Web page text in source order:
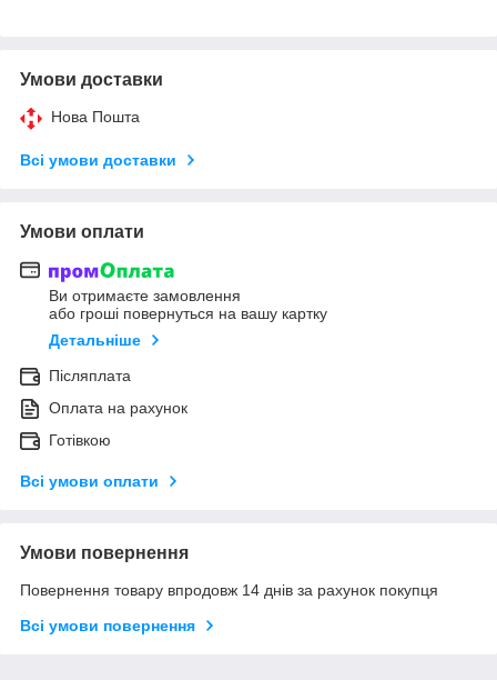
Умови доставки
Нова Пошта
Всі умови доставки
Умови оплати
Ви отримаєте замовлення
або гроші повернуться на вашу картку
Детальніше
Післяплата
Оплата на рахунок
Готівкою
Всі умови оплати
Умови повернення
Повернення товару впродовж 14 днів за рахунок покупця
Всі умови повернення